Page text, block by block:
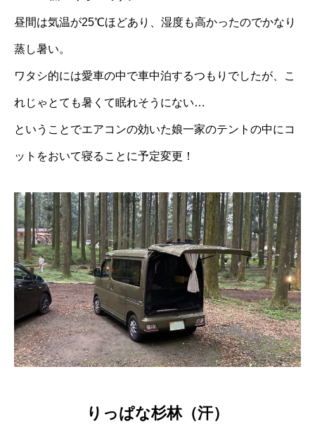
昼間は気温が25℃ほどあり、湿度も高かったのでかなり
蒸し暑い。
ワタシ的には愛車の中で車中泊するつもりでしたが、こ
れじゃとても暑くて眠れそうにない…
ということでエアコンの効いた娘一家のテントの中にコ
ットをおいて寝ることに予定変更！
りっぱな杉林（汗）